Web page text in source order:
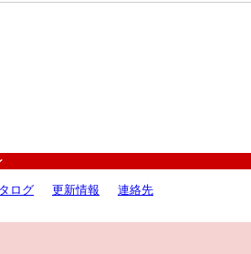
ログ 更新情報 連絡先